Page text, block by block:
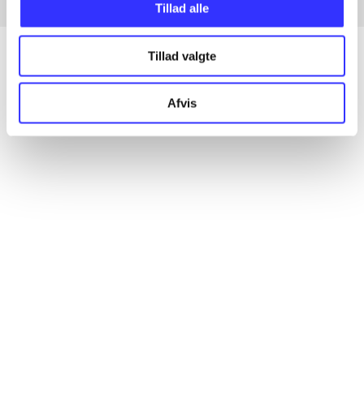
Tillad alle
Tillad valgte
Afvis
Alle registrerede artikler fordelt på udgivelser